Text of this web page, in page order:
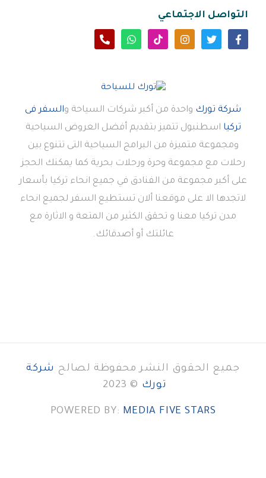
التواصل الاجتماعي
شركة تورك واحدة من أكبر شركات السياحة والسفر فى
تركيا اسطنبول تتميز بتقديم أفضل العروض السياحية
ومجموعة متميزة من البرامج السياحية التى تتنوع بين
رحلات مع مجموعة وحرة ورحلات بحرية كما يمكنك الحجز
على أكبر مجموعة من الفنادق في جميع انحاء تركيا بأسعار
لاتجدها الا على موقعنا ألان تستطيع السفر لجميع انحاء
مدن تركيا معنا و تحقق الكثير من المتعة و الاثارة مع
عائلتك أو أصدقائك.
جميع الحقوق النشر محفوظة لصالح شركة
تورك © 2023
POWERED BY: MEDIA FIVE STARS